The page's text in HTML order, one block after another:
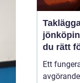
jönköping så
du rätt
och
Ett